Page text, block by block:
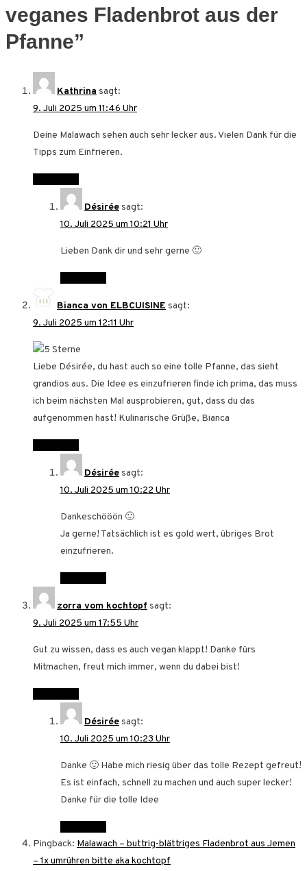
veganes Fladenbrot aus der
Pfanne”
Kathrina sagt:
9. Juli 2025 um 11:46 Uhr
Deine Malawach sehen auch sehr lecker aus. Vielen Dank für die
Tipps zum Einfrieren.
Désiréesagt:
10. Juli 2025 um 10:21 Uhr
Lieben Dank dir und sehr gerne 🙂
Bianca von ELBCUISINE sagt:
9. Juli 2025 um 12:11 Uhr
Liebe Désirée, du hast auch so eine tolle Pfanne, das sieht
grandios aus. Die Idee es einzufrieren finde ich prima, das muss
ich beim nächsten Mal ausprobieren, gut, dass du das
aufgenommen hast! Kulinarische Grüße, Bianca
Désiréesagt:
10. Juli 2025 um 10:22 Uhr
Dankeschööön 🙂
Ja gerne! Tatsächlich ist es gold wert, übriges Brot
einzufrieren.
zorra vom kochtopf sagt:
9. Juli 2025 um 17:55 Uhr
Gut zu wissen, dass es auch vegan klappt! Danke fürs
Mitmachen, freut mich immer, wenn du dabei bist!
Désiréesagt:
10. Juli 2025 um 10:23 Uhr
Danke 🙂 Habe mich riesig über das tolle Rezept gefreut!
Es ist einfach, schnell zu machen und auch super lecker!
Danke für die tolle Idee
Pingback: Malawach – buttrig-blättriges Fladenbrot aus Jemen
– 1x umrühren bitte aka kochtopf